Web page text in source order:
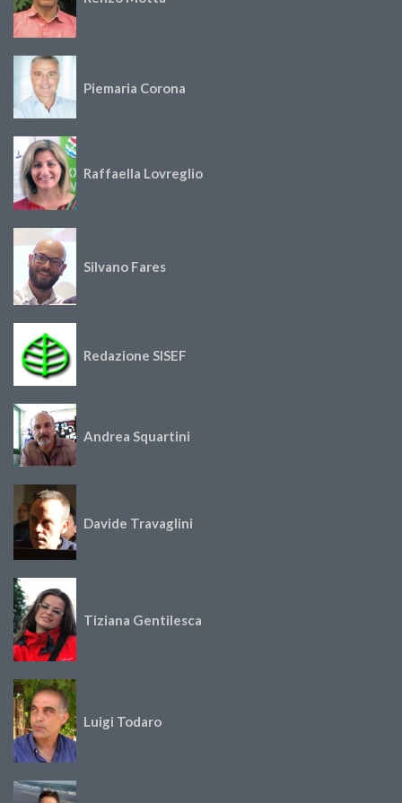
Piemaria Corona
Raffaella Lovreglio
Silvano Fares
Redazione SISEF
Andrea Squartini
Davide Travaglini
Tiziana Gentilesca
Luigi Todaro